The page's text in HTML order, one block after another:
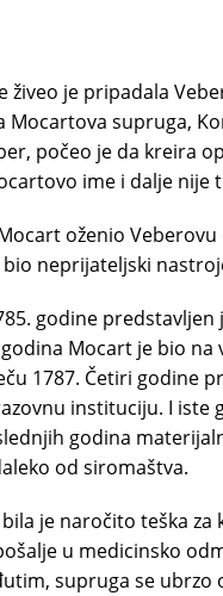
živeo je pripadala
Mocartova supruga,
počeo je da kreira
ime i dalje nije
oženio
neprijateljski
godine
Mocart je bio
1787. Četiri godine
instituciju. I iste
godina
od siromaštva.
je naročito teška
u medicinsko
supruga se ubrzo